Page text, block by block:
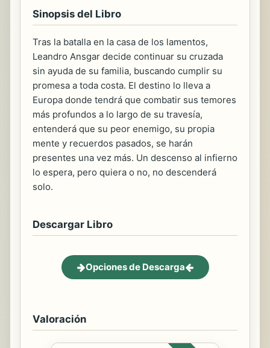
Sinopsis del Libro
Tras la batalla en la casa de los lamentos,
Leandro Ansgar decide continuar su cruzada
sin ayuda de su familia, buscando cumplir su
promesa a toda costa. El destino lo lleva a
Europa donde tendrá que combatir sus temores
más profundos a lo largo de su travesía,
entenderá que su peor enemigo, su propia
mente y recuerdos pasados, se harán
presentes una vez más. Un descenso al infierno
lo espera, pero quiera o no, no descenderá
solo.
Descargar Libro
Opciones de Descarga
Valoración